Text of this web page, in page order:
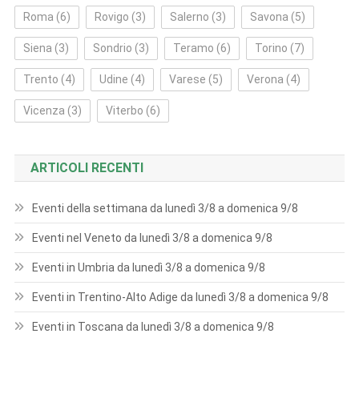
Roma (6) Rovigo (3) Salerno (3) Savona (5)
Siena (3) Sondrio (3) Teramo (6) Torino (7)
Trento (4) Udine (4) Varese (5) Verona (4)
Vicenza (3) Viterbo (6)
ARTICOLI RECENTI
Eventi della settimana da lunedì 3/8 a domenica 9/8
Eventi nel Veneto da lunedì 3/8 a domenica 9/8
Eventi in Umbria da lunedì 3/8 a domenica 9/8
Eventi in Trentino-Alto Adige da lunedì 3/8 a domenica 9/8
Eventi in Toscana da lunedì 3/8 a domenica 9/8